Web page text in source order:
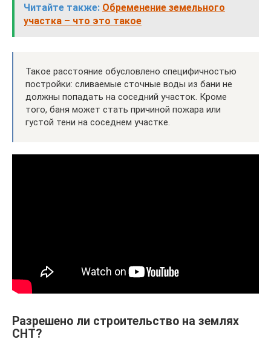
Читайте также: Обременение земельного
участка – что это такое
Такое расстояние обусловлено специфичностью
постройки: сливаемые сточные воды из бани не
должны попадать на соседний участок. Кроме
того, баня может стать причиной пожара или
густой тени на соседнем участке.
Разрешено ли строительство на землях
СНТ?